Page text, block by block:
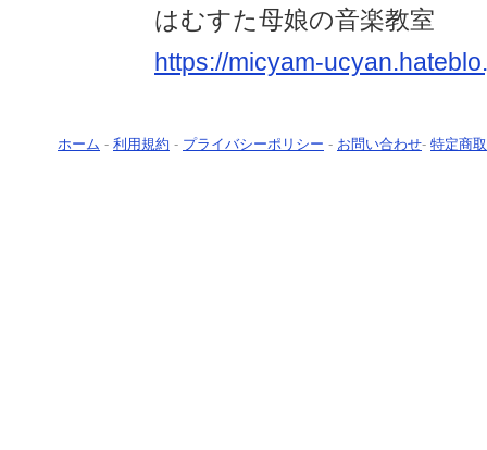
はむすた母娘の音楽教室
https://micyam-
ホーム - 利用規約 - プライバシーポリシー - お問い合わせ- 特定商